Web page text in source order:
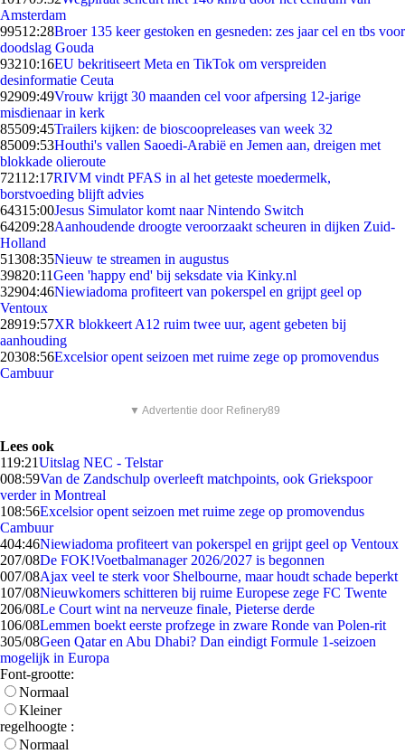
Amsterdam
99512:28Broer 135 keer gestoken en gesneden: zes jaar cel en tbs voor
doodslag Gouda
93210:16EU bekritiseert Meta en TikTok om verspreiden
desinformatie Ceuta
92909:49Vrouw krijgt 30 maanden cel voor afpersing 12-jarige
misdienaar in kerk
85509:45Trailers kijken: de bioscoopreleases van week 32
85009:53Houthi's vallen Saoedi-Arabië en Jemen aan, dreigen met
blokkade olieroute
72112:17RIVM vindt PFAS in al het geteste moedermelk,
borstvoeding blijft advies
64315:00Jesus Simulator komt naar Nintendo Switch
64209:28Aanhoudende droogte veroorzaakt scheuren in dijken Zuid-
Holland
51308:35Nieuw te streamen in augustus
39820:11Geen 'happy end' bij seksdate via Kinky.nl
32904:46Niewiadoma profiteert van pokerspel en grijpt geel op
Ventoux
28919:57XR blokkeert A12 ruim twee uur, agent gebeten bij
aanhouding
20308:56Excelsior opent seizoen met ruime zege op promovendus
Cambuur
▼ Advertentie door Refinery89
Lees ook
119:21Uitslag NEC - Telstar
008:59Van de Zandschulp overleeft matchpoints, ook Griekspoor
verder in Montreal
108:56Excelsior opent seizoen met ruime zege op promovendus
Cambuur
404:46Niewiadoma profiteert van pokerspel en grijpt geel op Ventoux
207/08De FOK!Voetbalmanager 2026/2027 is begonnen
007/08Ajax veel te sterk voor Shelbourne, maar houdt schade beperkt
107/08Nieuwkomers schitteren bij ruime Europese zege FC Twente
206/08Le Court wint na nerveuze finale, Pieterse derde
106/08Lemmen boekt eerste profzege in zware Ronde van Polen-rit
305/08Geen Qatar en Abu Dhabi? Dan eindigt Formule 1-seizoen
mogelijk in Europa
Font-grootte:
Normaal
Kleiner
regelhoogte :
Normaal